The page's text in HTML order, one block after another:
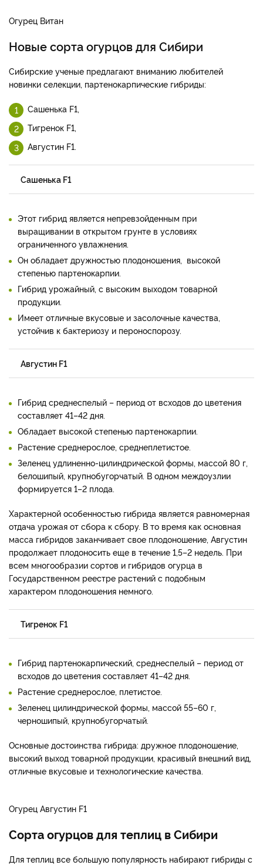
Огурец Витан
Новые сорта огурцов для Сибири
Сибирские ученые предлагают вниманию любителей
новинки селекции, партенокарпические гибриды:
Сашенька F1,
Тигренок F1,
Августин F1.
Сашенька F1
Этот гибрид является непревзойденным при
выращивании в открытом грунте в условиях
ограниченного увлажнения.
Он обладает дружностью плодоношения, высокой
степенью партенокарпии.
Гибрид урожайный, с высоким выходом товарной
продукции.
Имеет отличные вкусовые и засолочные качества,
устойчив к бактериозу и пероноспорозу.
Августин F1
Гибрид среднеспелый – период от всходов до цветения
составляет 41–42 дня.
Обладает высокой степенью партенокарпии.
Растение среднерослое, среднеплетистое.
Зеленец удлиненно-цилиндрической формы, массой 80 г,
белошипый, крупнобугорчатый. В одном междоузлии
формируется 1–2 плода.
Характерной особенностью гибрида является равномерная
отдача урожая от сбора к сбору. В то время как основная
масса гибридов заканчивает свое плодоношение, Августин
продолжает плодоносить еще в течение 1,5–2 недель. При
всем многообразии сортов и гибридов огурца в
Государственном реестре растений с подобным
характером плодоношения немного.
Тигренок F­1
Гибрид партенокарпический, среднеспелый – период от
всходов до цветения составляет 41–42 дня.
Растение среднерослое, плетистое.
Зеленец цилиндрической формы, массой 55–60 г,
черношипый, крупнобугорчатый.
Основные достоинства гибрида: дружное плодоношение,
высокий выход товарной продукции, красивый внешний вид,
отличные вкусовые и технологические качества.
Огурец Августин F1
Сорта огурцов для теплиц в Сибири
Для теплиц все большую популярность набирают гибриды с